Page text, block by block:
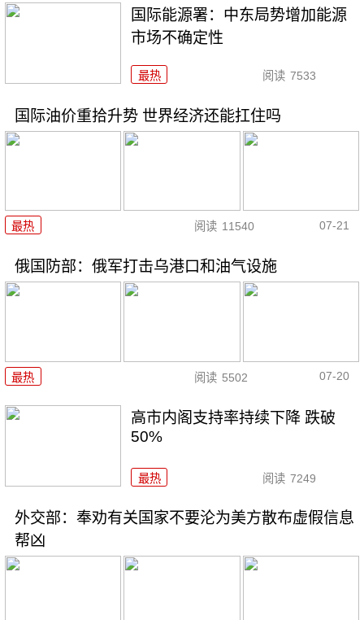
国际能源署：中东局势增加能源
市场不确定性
最热 阅读 7533
国际油价重拾升势 世界经济还能扛住吗
最热 阅读 11540 07-21
俄国防部：俄军打击乌港口和油气设施
最热 阅读 5502 07-20
高市内阁支持率持续下降 跌破
50%
最热 阅读 7249
外交部：奉劝有关国家不要沦为美方散布虚假信息
帮凶